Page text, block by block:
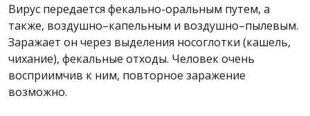
Вирус передается фекально-оральным путем, а
также, воздушно–капельным и воздушно–пылевым.
Заражает он через выделения носоглотки (кашель,
чихание), фекальные отходы. Человек очень
восприимчив к ним, повторное заражение
возможно.